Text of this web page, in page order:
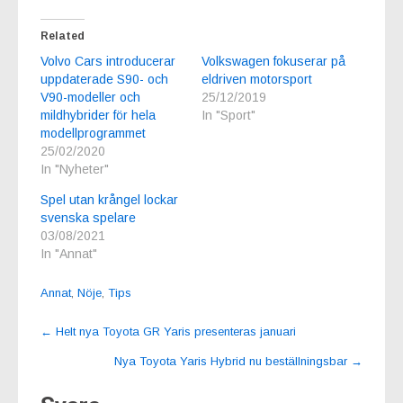
Related
Volvo Cars introducerar
uppdaterade S90- och
V90-modeller och
mildhybrider för hela
modellprogrammet
25/02/2020
In "Nyheter"
Volkswagen fokuserar på
eldriven motorsport
25/12/2019
In "Sport"
Spel utan krångel lockar
svenska spelare
03/08/2021
In "Annat"
Annat, Nöje Tips
Post
navigation
← Helt nya Toyota GR Yaris presenteras januari
Nya Toyota Yaris Hybrid nu beställningsbar →